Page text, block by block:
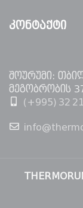
ᲙᲝᲜᲢᲐᲥᲢᲘ
შოურუმი:
მეგობრობის
(+995) 32